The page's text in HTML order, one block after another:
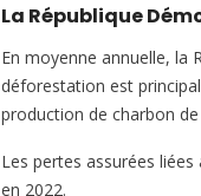
La République
En moyenne annuelle, la
déforestation est
production de charbon de
Les pertes assurées
en 2022.